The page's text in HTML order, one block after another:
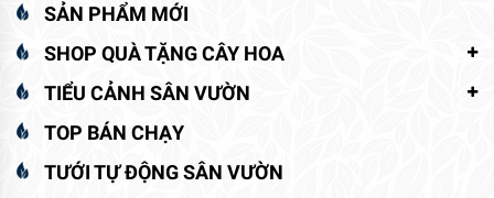
SẢN PHẨM MỚI
SHOP QUÀ TẶNG CÂY HOA
TIỂU CẢNH SÂN VƯỜN
TOP BÁN CHẠY
TƯỚI TỰ ĐỘNG SÂN VƯỜN